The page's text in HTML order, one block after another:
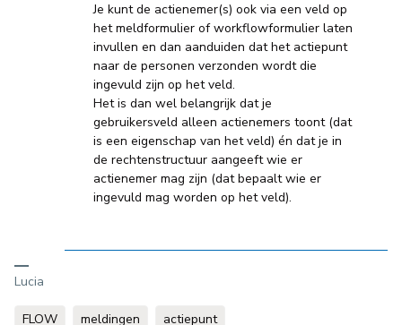
Je kunt de actienemer(s) ook via een veld op
het meldformulier of workflowformulier laten
invullen en dan aanduiden dat het actiepunt
naar de personen verzonden wordt die
ingevuld zijn op het veld.
Het is dan wel belangrijk dat je
gebruikersveld alleen actienemers toont (dat
is een eigenschap van het veld) én dat je in
de rechtenstructuur aangeeft wie er
actienemer mag zijn (dat bepaalt wie er
ingevuld mag worden op het veld).
Lucia
FLOW meldingen actiepunt